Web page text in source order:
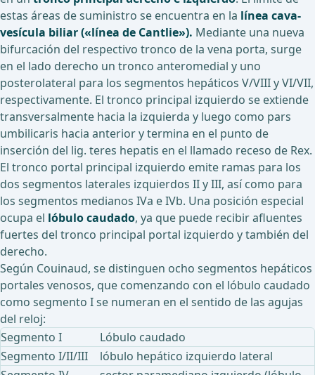
estas áreas de suministro se encuentra en la línea cava-
vesícula biliar («línea de Cantlie»). Mediante una nueva
bifurcación del respectivo tronco de la vena porta, surge
en el lado derecho un tronco anteromedial y uno
posterolateral para los segmentos hepáticos V/VIII y VI/VII,
respectivamente. El tronco principal izquierdo se extiende
transversalmente hacia la izquierda y luego como pars
umbilicaris hacia anterior y termina en el punto de
inserción del lig. teres hepatis en el llamado receso de Rex.
El tronco portal principal izquierdo emite ramas para los
dos segmentos laterales izquierdos II y III, así como para
los segmentos medianos IVa e IVb. Una posición especial
ocupa el lóbulo caudado, ya que puede recibir afluentes
fuertes del tronco principal portal izquierdo y también del
derecho.
Según Couinaud, se distinguen ocho segmentos hepáticos
portales venosos, que comenzando con el lóbulo caudado
como segmento I se numeran en el sentido de las agujas
del reloj:
Segmento I
Lóbulo caudado
Segmento I/II/III
lóbulo hepático izquierdo lateral